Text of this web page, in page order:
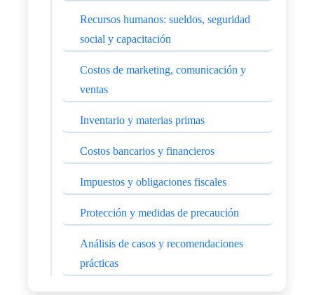
Recursos humanos: sueldos, seguridad
social y capacitación
Costos de marketing, comunicación y
ventas
Inventario y materias primas
Costos bancarios y financieros
Impuestos y obligaciones fiscales
Protección y medidas de precaución
Análisis de casos y recomendaciones
prácticas